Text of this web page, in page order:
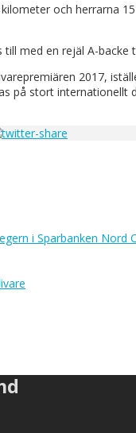
och herrarna
med en rejäl A-backe
2017,
på stort
i Sparbanken Nord